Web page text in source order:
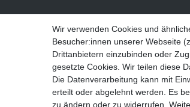
Wir verwenden Cookies und
Besucher:innen unserer Webseite
Drittanbietern einzubinden oder
gesetzte Cookies. Wir teilen diese
Die Datenverarbeitung kann mit
erteilt oder abgelehnt werden. Es
zu ändern oder zu widerrufen.